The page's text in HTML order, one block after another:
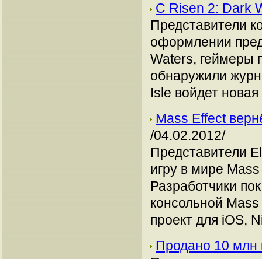
C Risen 2: Dark
Представители
оформлении
Waters, геймеры
обнаружили
Isle войдет новая
Mass Effect
/04.02.2012/
Представители
игру в мире
Разработчики
консольной
проект для iOS,
Продано 10 млн